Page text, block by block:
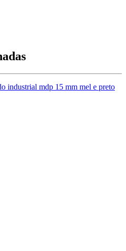
industrial mdp 15 mm mel e preto